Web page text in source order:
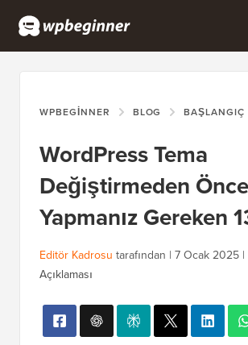
WPBEGINNER BLOG BAŞLANGIÇ
WordPress Tema
Değiştirmeden Önce
Yapmanız Gereken
Editör Kadrosu tarafından | 7 Ocak 2025 |
Açıklaması